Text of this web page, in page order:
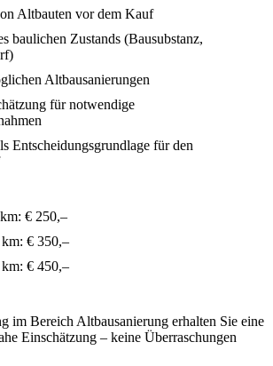
Altbauten vor dem Kauf
baulichen Zustands (Bausubstanz,
Altbausanierungen
für notwendige
Entscheidungsgrundlage für den
€ 250,–
€ 350,–
€ 450,–
im Bereich Altbausanierung erhalten Sie eine
Einschätzung – keine Überraschungen